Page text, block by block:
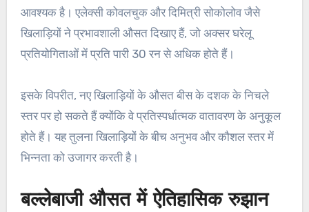
आवश्यक है। एलेक्सी कोवलचुक और दिमित्री सोकोलोव जैसे
खिलाड़ियों ने प्रभावशाली औसत दिखाए हैं, जो अक्सर घरेलू
प्रतियोगिताओं में प्रति पारी 30 रन से अधिक होते हैं।
इसके विपरीत, नए खिलाड़ियों के औसत बीस के दशक के निचले
स्तर पर हो सकते हैं क्योंकि वे प्रतिस्पर्धात्मक वातावरण के अनुकूल
होते हैं। यह तुलना खिलाड़ियों के बीच अनुभव और कौशल स्तर में
भिन्नता को उजागर करती है।
बल्लेबाजी औसत में ऐतिहासिक रुझान